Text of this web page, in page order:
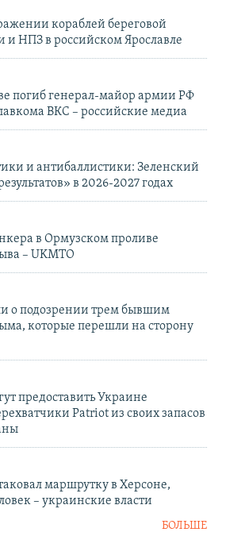
кораблей береговой
и НПЗ в российском Ярославле
погиб генерал-майор армии РФ
ВКС – российские медиа
и антибаллистики: Зеленский
в 2026-2027 годах
в Ормузском проливе
– UKMTO
о подозрении трем бывшим
которые перешли на сторону
предоставить Украине
Patriot из своих запасов
маршрутку в Херсоне,
– украинские власти
БОЛЬШЕ